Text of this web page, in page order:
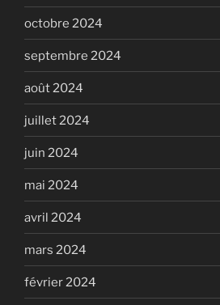
octobre 2024
septembre 2024
août 2024
juillet 2024
juin 2024
mai 2024
avril 2024
mars 2024
février 2024